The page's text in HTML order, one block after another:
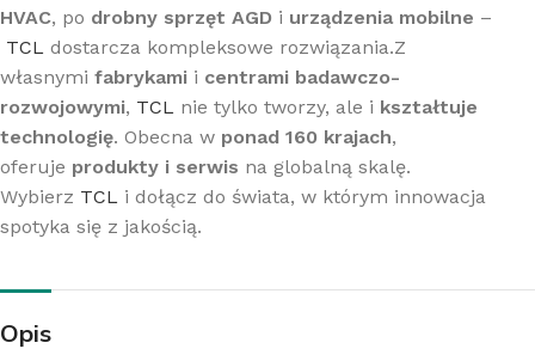
HVAC, po drobny sprzęt AGD i urządzenia mobilne –
TCL dostarcza kompleksowe rozwiązania.Z
własnymi fabrykami i centrami badawczo-
rozwojowymi, TCL nie tylko tworzy, ale i kształtuje
technologię. Obecna w ponad 160 krajach,
oferuje produkty i serwis na globalną skalę.
Wybierz TCL i dołącz do świata, w którym innowacja
spotyka się z jakością.
Opis